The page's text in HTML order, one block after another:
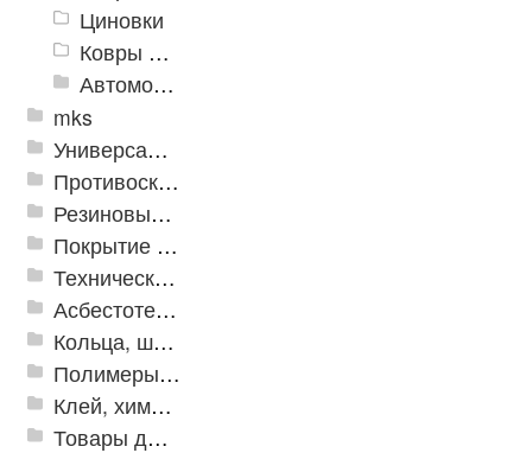
Циновки
Ковры для детской
Автомобильные коврики
mks
Универсальные модульные покрытия
Противоскользящая защита для лестниц, профили, ленты
Резиновые и ПВХ дорожки
Покрытие из резиновой крошки
Техническая резина
Асбестотехнические и теплоизоляционные материалы
Кольца, шайбы, манжеты
Полимеры и пластики
Клей, химия, сопутствующие товары
Товары для дома